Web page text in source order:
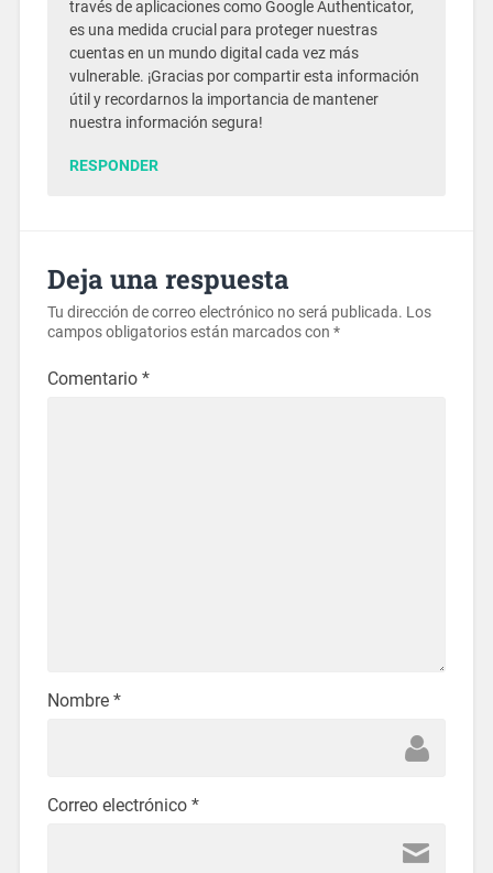
través de aplicaciones como Google Authenticator,
es una medida crucial para proteger nuestras
cuentas en un mundo digital cada vez más
vulnerable. ¡Gracias por compartir esta información
útil y recordarnos la importancia de mantener
nuestra información segura!
RESPONDER
Deja una respuesta
Tu dirección de correo electrónico no será publicada. Los
campos obligatorios están marcados con *
Comentario *
Nombre *
Correo electrónico *